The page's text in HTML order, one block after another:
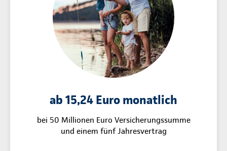
ab 15,24 Euro monatlich
bei 50 Millionen Euro Versicherungssumme
und einem fünf Jahresvertrag